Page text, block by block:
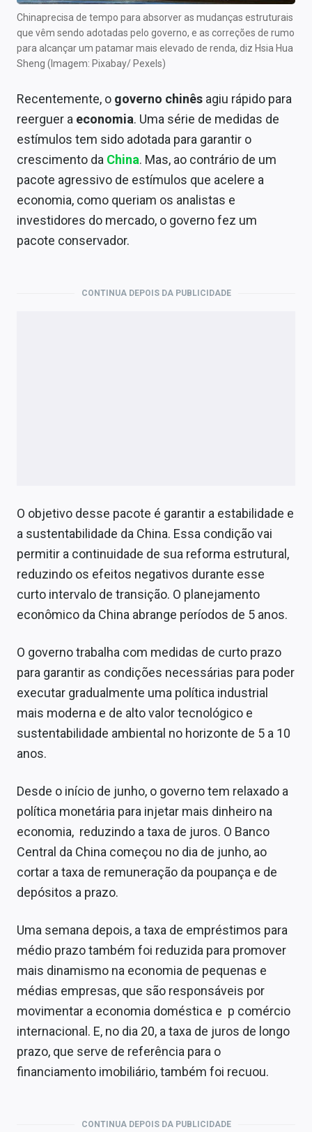
Central dos IPOs
Renda Fixa
Finanças Pessoais
Mercados
Economia
Empresas
Brasil
Política
Expediente
Contato
Chinaprecisa de tempo para absorver as mudanças estruturais
que vêm sendo adotadas pelo governo, e as correções de rumo
para alcançar um patamar mais elevado de renda, diz Hsia Hua
Sheng (Imagem: Pixabay/ Pexels)
Recentemente, o governo chinês agiu rápido para
reerguer a economia. Uma série de medidas de
estímulos tem sido adotada para garantir o
crescimento da China. Mas, ao contrário de um
pacote agressivo de estímulos que acelere a
economia, como queriam os analistas e
investidores do mercado, o governo fez um
pacote conservador.
CONTINUA DEPOIS DA PUBLICIDADE
O objetivo desse pacote é garantir a estabilidade e
a sustentabilidade da China. Essa condição vai
permitir a continuidade de sua reforma estrutural,
reduzindo os efeitos negativos durante esse
curto intervalo de transição. O planejamento
econômico da China abrange períodos de 5 anos.
O governo trabalha com medidas de curto prazo
para garantir as condições necessárias para poder
executar gradualmente uma política industrial
mais moderna e de alto valor tecnológico e
sustentabilidade ambiental no horizonte de 5 a 10
anos.
Desde o início de junho, o governo tem relaxado a
política monetária para injetar mais dinheiro na
economia, reduzindo a taxa de juros. O Banco
Central da China começou no dia de junho, ao
cortar a taxa de remuneração da poupança e de
depósitos a prazo.
Uma semana depois, a taxa de empréstimos para
médio prazo também foi reduzida para promover
mais dinamismo na economia de pequenas e
médias empresas, que são responsáveis por
movimentar a economia doméstica e p comércio
internacional. E, no dia 20, a taxa de juros de longo
prazo, que serve de referência para o
financiamento imobiliário, também foi recuou.
CONTINUA DEPOIS DA PUBLICIDADE